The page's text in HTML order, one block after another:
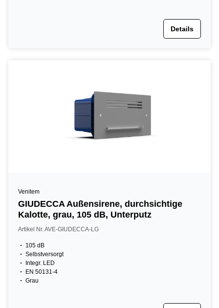
Details
Venitem
GIUDECCA Außensirene, durchsichtige
Kalotte, grau, 105 dB, Unterputz
Artikel Nr. AVE-GIUDECCA-LG
105 dB
Selbstversorgt
Integr. LED
EN 50131-4
Grau